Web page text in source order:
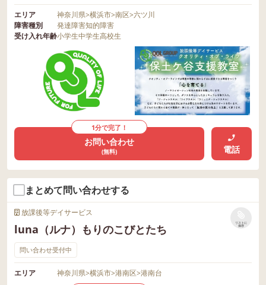
エリア 神奈川県>横浜市>南区>六ツ川
障害種別
発達障害知的障害
受け入れ年齢小学生中学生高校生
1分で完了！
お問い合わせ
(無料) 電話
まとめて問い合わせする
放課後等デイサービス
luna（ルナ）もりのこびとたち
リストに
保存
問い合わせ受付中
エリア 神奈川県>横浜市>港南区>港南台